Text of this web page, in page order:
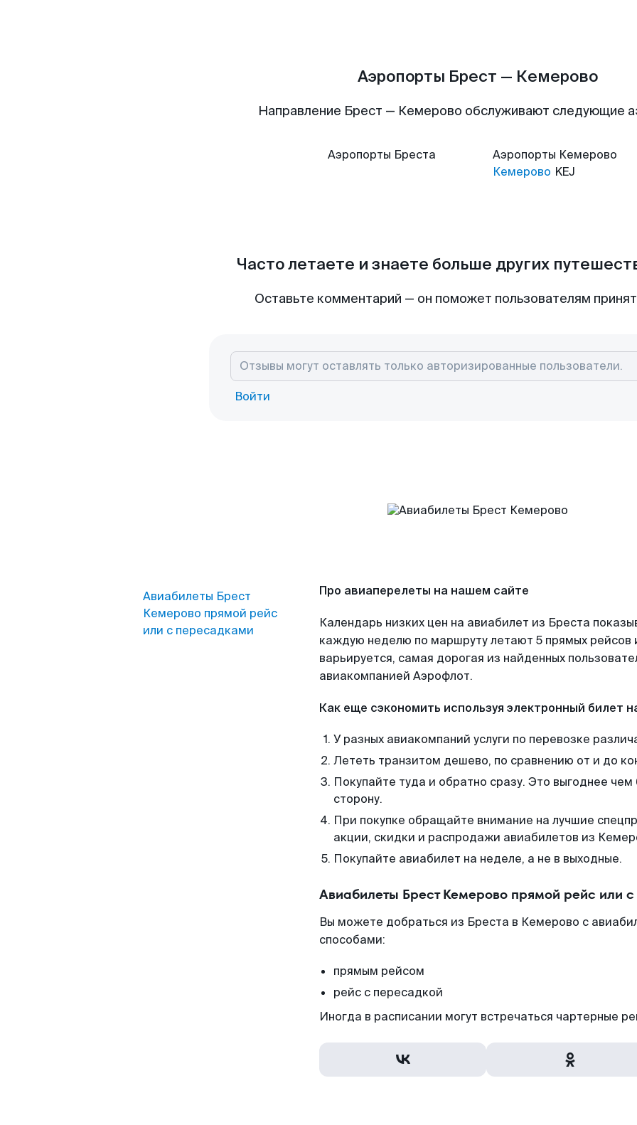
Аэропорты Брест — Кемерово
Направление Брест — Кемерово обслуживают следующие
Аэропорты Бреста Аэропорты Кемерово
Кемерово KEJ
Часто летаете и знаете больше других
Оставьте комментарий — он поможет пользователям
Войти
Авиабилеты Брест
Кемерово прямой рейс
или с пересадками
Про авиаперелеты на нашем сайте
Календарь низких цен на авиабилет из Бреста
каждую неделю по маршруту летают 5 прямых рейсов
варьируется, самая дорогая из найденных
авиакомпанией Аэрофлот.
Как еще сэкономить используя электронный билет
У разных авиакомпаний услуги по перевозке
Лететь транзитом дешево, по сравнению от и до
Покупайте туда и обратно сразу. Это выгоднее
сторону.
При покупке обращайте внимание на лучшие
акции, скидки и распродажи авиабилетов из
Покупайте авиабилет на неделе, а не в выходные.
Авиабилеты Брест Кемерово прямой рейс или
Вы можете добраться из Бреста в Кемерово с
способами:
прямым рейсом
рейс с пересадкой
Иногда в расписании могут встречаться чартерные